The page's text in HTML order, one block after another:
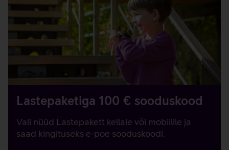
Lastepaketiga 100 € sooduskood
Vali nüüd Lastepakett kellale või mobiilile ja
saad kingituseks e-poe sooduskoodi.